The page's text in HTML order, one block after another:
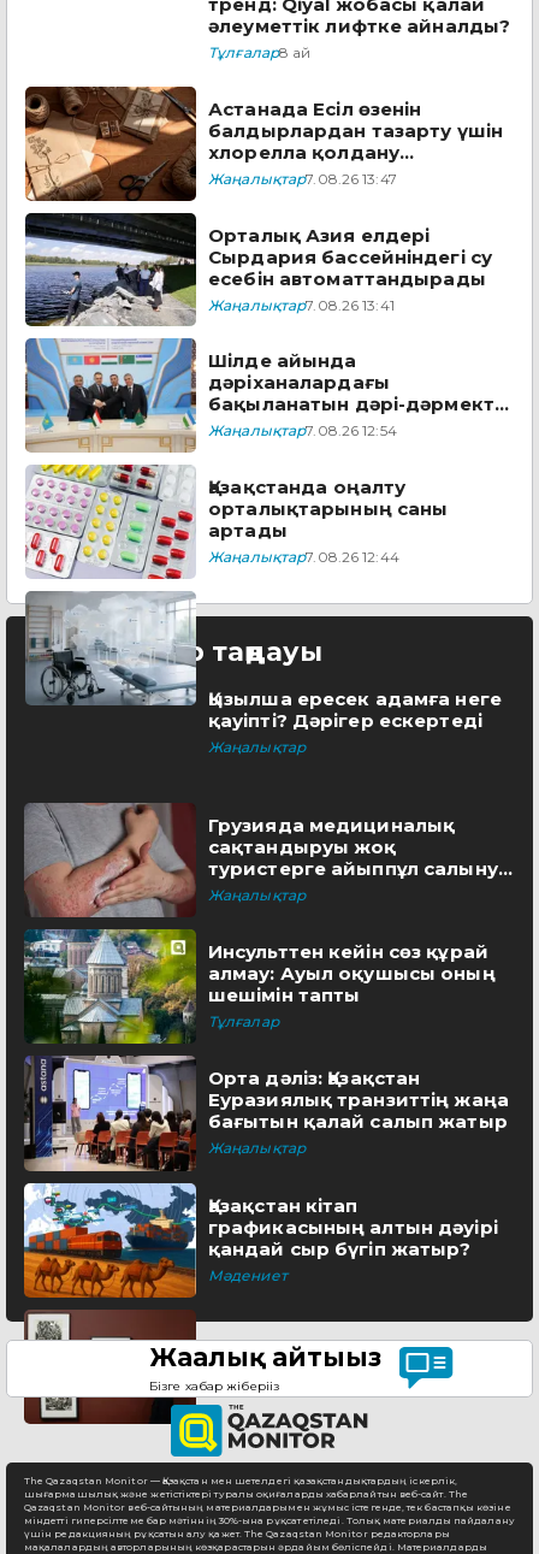
әлеуметтік лифтке айналды?
Тұлғалар8 ай
Астанада Есіл өзенін
балдырлардан тазарту үшін
хлорелла қолдану
жоспарланып отыр
Жаңалықтар7.08.26 13:47
Орталық Азия елдері
Сырдария бассейніндегі су
есебін автоматтандырады
Жаңалықтар7.08.26 13:41
Шілде айында
дәріханалардағы
бақыланатын дәрі-дәрмектің
төрттен біріне жуығы
Жаңалықтар7.08.26 12:54
Қазақстанда оңалту
орталықтарының саны
артады
Жаңалықтар7.08.26 12:44
Редактор таңдауы
Қызылша ересек адамға неге
қауіпті? Дәрігер ескертеді
Жаңалықтар
Грузияда медициналық
сақтандыруы жоқ
туристерге айыппұл салынуы
мүмкін
Жаңалықтар
Инсульттен кейін сөз құрай
алмау: Ауыл оқушысы оның
шешімін тапты
Тұлғалар
Орта дәліз: Қазақстан
Еуразиялық транзиттің жаңа
бағытын қалай салып жатыр
Жаңалықтар
Қазақстан кітап
графикасының алтын дәуірі
қандай сыр бүгіп жатыр?
Мәдениет
Жаңалық айтыңыз
Бізге хабар жіберіңіз
The Qazaqstan Monitor — Қазақстан мен шетелдегі қазақстандықтардың іскерлік,
шығармашылық және жетістіктері туралы оқиғаларды хабарлайтын веб-сайт. The
Qazaqstan Monitor веб-сайтының материалдарымен жұмыс істегенде, тек бастапқы көзіне
міндетті гиперсілтеме бар мәтіннің 30%-ына рұқсат етіледі. Толық материалды пайдалану
үшін редакцияның рұқсатын алу қажет. The Qazaqstan Monitor редакторлары
мақалалардың авторларының көзқарастарын әрдайым бөліспейді. Материалдарды